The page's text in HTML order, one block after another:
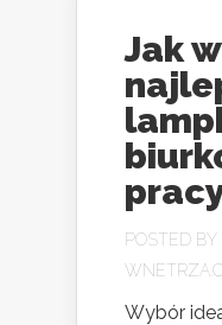
Jak
POSTED BY
Wybór